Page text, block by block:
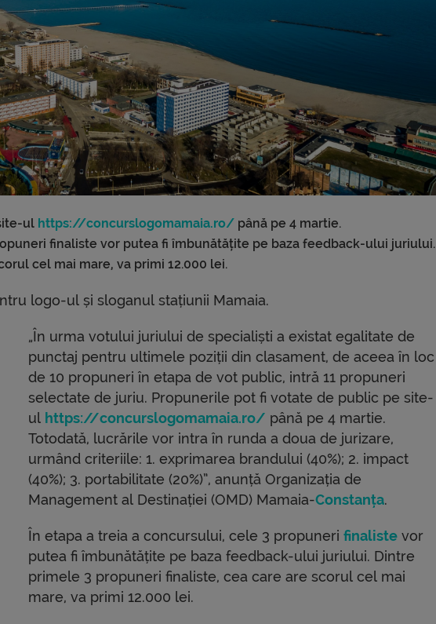
ul https://concurslogomamaia.ro/ până pe 4 martie.
finaliste vor putea fi îmbunătățite pe baza feedback-ului juriului.
cel mai mare, va primi 12.000 lei.
logo-ul și sloganul stațiunii Mamaia.
„În urma votului juriului de specialiști a existat egalitate de
punctaj pentru ultimele poziții din clasament, de aceea în loc
de 10 propuneri în etapa de vot public, intră 11 propuneri
selectate de juriu. Propunerile pot fi votate de public pe site-
ul https://concurslogomamaia.ro/ până pe 4 martie.
Totodată, lucrările vor intra în runda a doua de jurizare,
urmând criteriile: 1. exprimarea brandului (40%); 2. impact
(40%); 3. portabilitate (20%)”, anunță Organizația de
Management al Destinației (OMD) Mamaia-Constanța.
În etapa a treia a concursului, cele 3 propunerifinaliste vor
putea fi îmbunătățite pe baza feedback-ului juriului. Dintre
primele 3 propuneri finaliste, cea care are scorul cel mai
mare, va primi 12.000 lei.